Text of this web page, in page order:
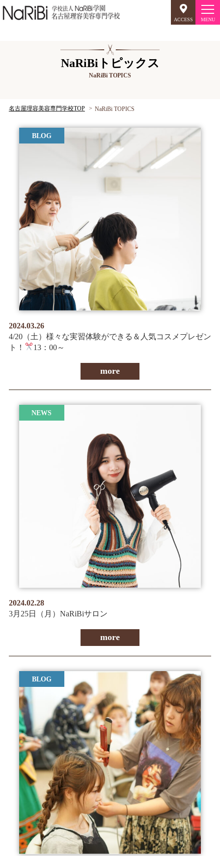
ACCESS
オープンキャンパス
NaRiBiのミリョク
入学案内
就職について
情報公開
学生・保護者向け
一般サロン向け
後援会向け
学校情報
よくある質問
サイトマップ
NaRiBiトピックス
NaRiBi TOPICS
名古屋理容美容専門学校TOP NaRiBi TOPICS
BLOG
2024.03.26
4/20（土）様々な実習体験ができる＆人気コスメプレゼン
ト！
13：00～
more
NEWS
2024.02.28
3月25日（月）NaRiBiサロン
more
BLOG